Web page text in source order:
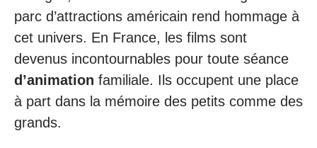
parc d’attractions américain rend hommage à
cet univers. En France, les films sont
devenus incontournables pour toute séance
d’animation familiale. Ils occupent une place
à part dans la mémoire des petits comme des
grands.